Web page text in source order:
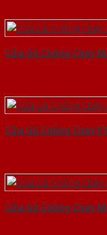
Cửa Gỗ Chống Cháy
Cửa Gỗ Chống Cháy
Cửa Gỗ Chống Cháy